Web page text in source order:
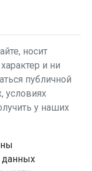
носит
и ни
публичной
условиях
у наших
данных